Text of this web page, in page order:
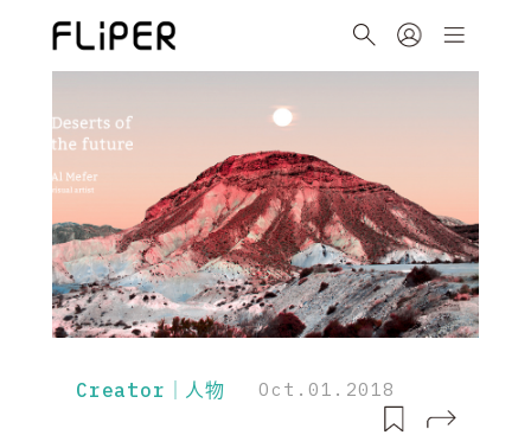
Creator｜人物 Oct.01.2018